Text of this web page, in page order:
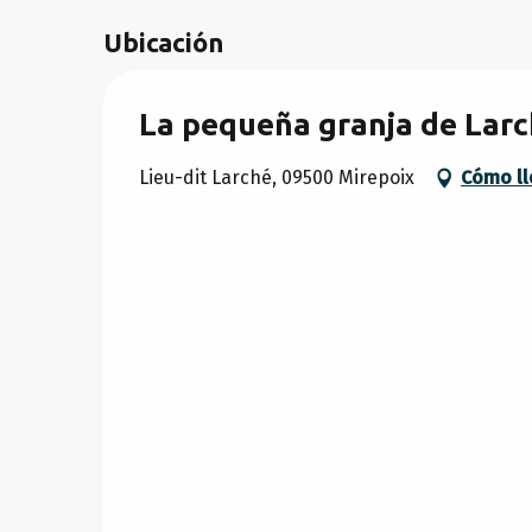
Ubicación
La pequeña granja de
Lieu-dit Larché, 09500 Mirepoix Cómo